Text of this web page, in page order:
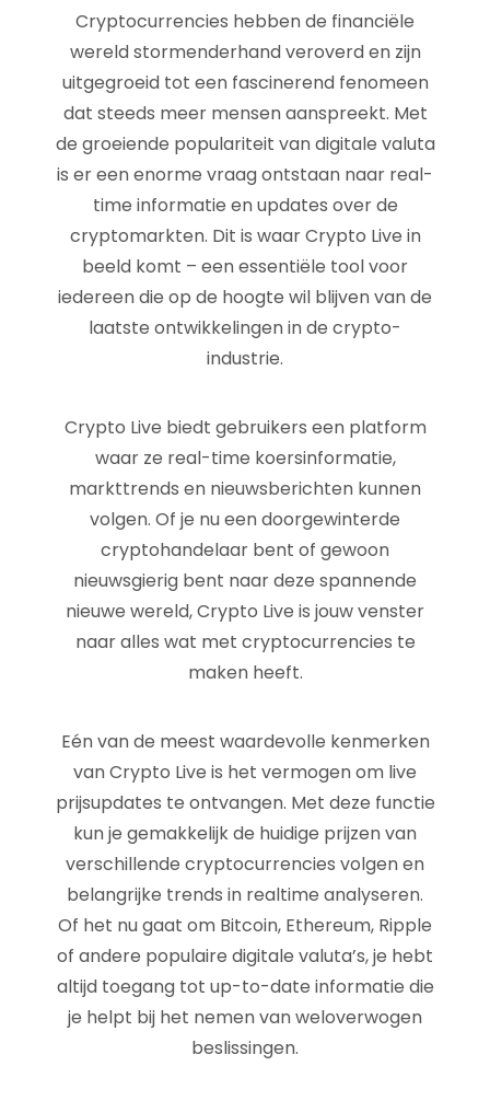
Cryptocurrencies hebben de financiële
wereld stormenderhand veroverd en zijn
uitgegroeid tot een fascinerend fenomeen
dat steeds meer mensen aanspreekt. Met
de groeiende populariteit van digitale valuta
is er een enorme vraag ontstaan naar real-
time informatie en updates over de
cryptomarkten. Dit is waar Crypto Live in
beeld komt – een essentiële tool voor
iedereen die op de hoogte wil blijven van de
laatste ontwikkelingen in de crypto-
industrie.
Crypto Live biedt gebruikers een platform
waar ze real-time koersinformatie,
markttrends en nieuwsberichten kunnen
volgen. Of je nu een doorgewinterde
cryptohandelaar bent of gewoon
nieuwsgierig bent naar deze spannende
nieuwe wereld, Crypto Live is jouw venster
naar alles wat met cryptocurrencies te
maken heeft.
Eén van de meest waardevolle kenmerken
van Crypto Live is het vermogen om live
prijsupdates te ontvangen. Met deze functie
kun je gemakkelijk de huidige prijzen van
verschillende cryptocurrencies volgen en
belangrijke trends in realtime analyseren.
Of het nu gaat om Bitcoin, Ethereum, Ripple
of andere populaire digitale valuta’s, je hebt
altijd toegang tot up-to-date informatie die
je helpt bij het nemen van weloverwogen
beslissingen.